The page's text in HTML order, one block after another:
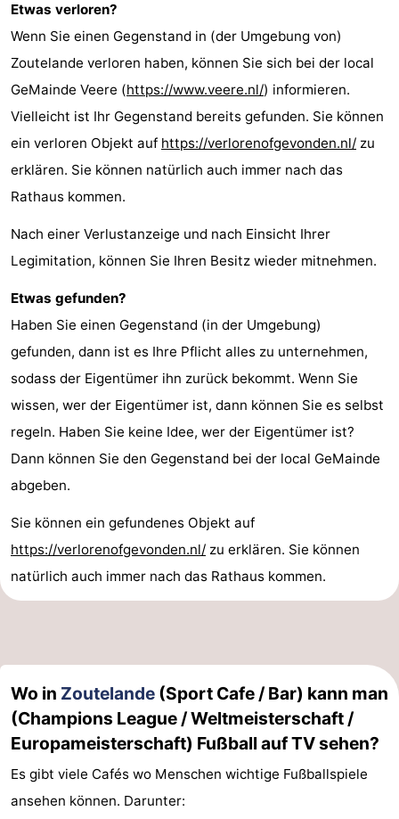
Schwimmbader
-
Wandern
-
Golfplatze
-
Parafliegen
-
und
trinken
Veranstaltungen
-
Ringstechen
Zoutelande
Actief
Praktisch
Forum
Route
-
Parken
Reisebuchshop
Zeeland
Schouwen-
Duiveland
-
Etwas verloren?
Wenn Sie einen Gegenstand in (der Umgebung von)
Zoutelande verloren haben, können Sie sich bei der local
GeMainde Veere (https://www.veere.nl/) informieren.
Vielleicht ist Ihr Gegenstand bereits gefunden. Sie können
ein verloren Objekt auf https://verlorenofgevonden.nl/ zu
erklären. Sie können natürlich auch immer nach das
Rathaus kommen.
Nach einer Verlustanzeige und nach Einsicht Ihrer
Legimitation, können Sie Ihren Besitz wieder mitnehmen.
Etwas gefunden?
Haben Sie einen Gegenstand (in der Umgebung)
gefunden, dann ist es Ihre Pflicht alles zu unternehmen,
sodass der Eigentümer ihn zurück bekommt. Wenn Sie
wissen, wer der Eigentümer ist, dann können Sie es selbst
regeln. Haben Sie keine Idee, wer der Eigentümer ist?
Dann können Sie den Gegenstand bei der local GeMainde
abgeben.
Sie können ein gefundenes Objekt auf
https://verlorenofgevonden.nl/ zu erklären. Sie können
natürlich auch immer nach das Rathaus kommen.
Wo in Zoutelande (Sport Cafe / Bar) kann man
(Champions League / Weltmeisterschaft /
Europameisterschaft) Fußball auf TV sehen?
Es gibt viele Cafés wo Menschen wichtige Fußballspiele
ansehen können. Darunter: